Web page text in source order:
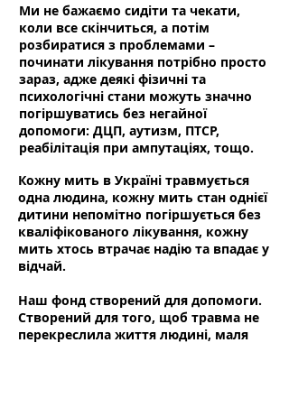
Кожну мить в Україні травмується
одна людина, кожну мить стан однієї
дитини непомітно погіршується без
кваліфікованого лікування, кожну
мить хтось втрачає надію та впадає у
відчай.
Наш фонд створений для допомоги.
Створений для того, щоб травма не
перекреслила життя людині, маля
Ми не бажаємо сидіти та чекати,
коли все скінчиться, а потім
розбиратися з проблемами –
починати лікування потрібно просто
зараз, адже деякі фізичні та
психологічні стани можуть значно
погіршуватись без негайної
допомоги: ДЦП, аутизм, ПТСР,
реабілітація при ампутаціях, тощо.